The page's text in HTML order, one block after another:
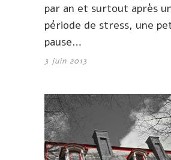
par an et surtout après
période de stress, une
pause…
3 juin 2013